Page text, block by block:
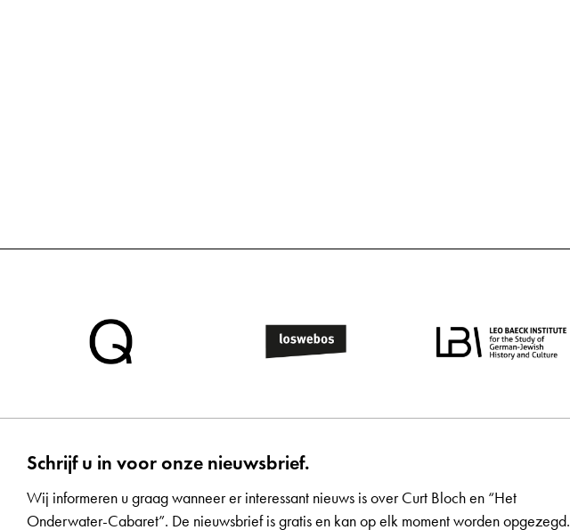
Schrijf u in voor onze nieuwsbrief.
Wij informeren u graag wanneer er interessant nieuws is over Curt Bloch en “Het
Onderwater-Cabaret”. De nieuwsbrief is gratis en kan op elk moment worden opgezegd.